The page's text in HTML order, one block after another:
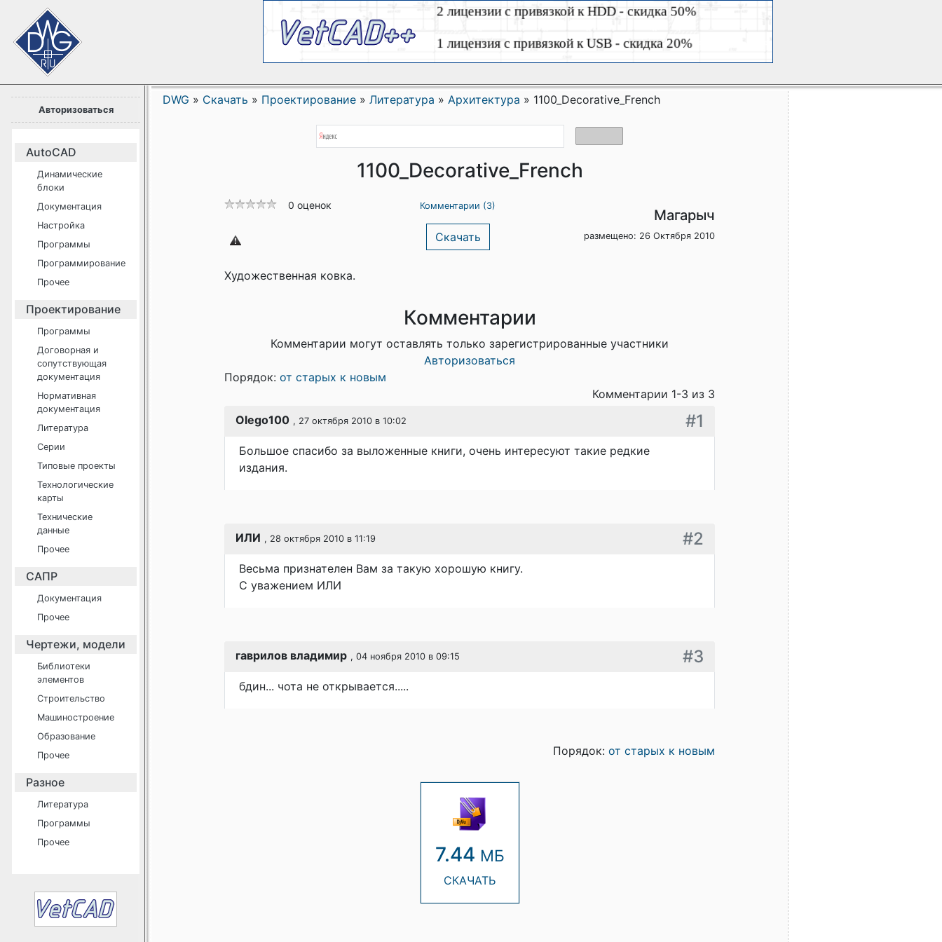
Авторизоваться
AutoCAD
Динамические
блоки
Документация
Настройка
Программы
Программирование
Прочее
Проектирование
Программы
Договорная и
сопутствующая
документация
Нормативная
документация
Литература
Серии
Типовые проекты
Технологические
карты
Технические
данные
Прочее
САПР
Документация
Прочее
Чертежи, модели
Библиотеки
элементов
Строительство
Машиностроение
Образование
Прочее
Разное
Литература
Программы
Прочее
DWG » Скачать » Проектирование » Литература » Архитектура » 1100_Decorative_French
1100_Decorative_French
0 оценок Комментарии (3)
Скачать
Магарыч
размещено: 26 Октября 2010
Художественная ковка.
Комментарии
Комментарии могут оставлять только зарегистрированные участники
Авторизоваться
Порядок: от старых к новым
Комментарии 1-3 из 3
Olego100 , 27 октября 2010 в 10:02 #1
Большое спасибо за выложенные книги, очень интересуют такие редкие
издания.
ИЛИ , 28 октября 2010 в 11:19 #2
Весьма признателен Вам за такую хорошую книгу.
С уважением ИЛИ
гаврилов владимир , 04 ноября 2010 в 09:15 #3
бдин... чота не открывается.....
Порядок: от старых к новым
7.44 МБ
СКАЧАТЬ